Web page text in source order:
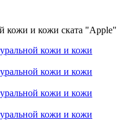
кожи и кожи ската "Apple"